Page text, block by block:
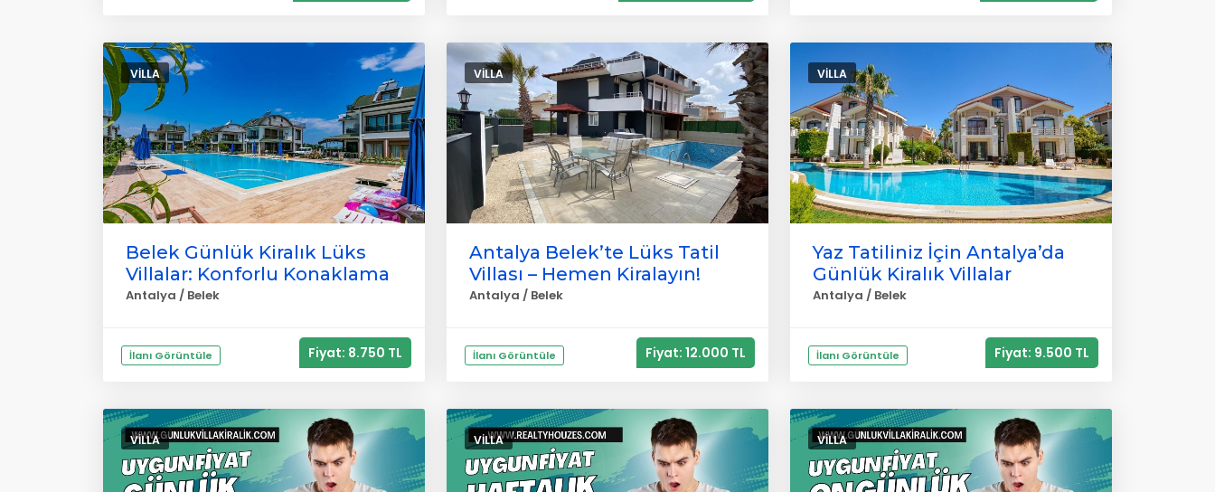
VILLA
Belek Günlük Kiralık Lüks
Villalar: Konforlu Konaklama
Antalya / Belek
İlanı Görüntüle Fiyat: 8.750 TL
VILLA
Antalya Belek’te Lüks Tatil
Villası – Hemen Kiralayın!
Antalya / Belek
İlanı Görüntüle Fiyat: 12.000 TL
VILLA
Yaz Tatiliniz İçin Antalya’da
Günlük Kiralık Villalar
Antalya / Belek
İlanı Görüntüle Fiyat: 9.500 TL
VILLA VILLA VILLA